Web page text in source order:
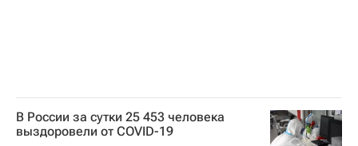
В России за сутки 25 453 человека
выздоровели от COVID-19